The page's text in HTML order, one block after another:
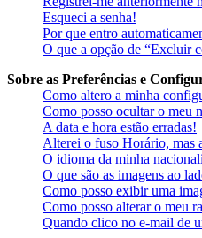
Esqueci a senha!
Por que entro
O que a opção de “Excluir
Sobre as Preferências e
Como altero a minha
Como posso ocultar o meu
A data e hora estão erradas!
Alterei o fuso Horário, mas
O idioma da minha
O que são as imagens ao
Como posso exibir uma
Como posso alterar o meu
Quando clico no e-mail de